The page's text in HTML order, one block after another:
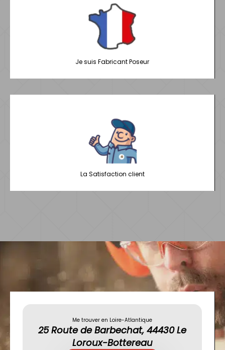
Je suis Fabricant Poseur
La Satisfaction client
Me trouver en Loire-Atlantique
25 Route de Barbechat, 44430 Le
Loroux-Bottereau